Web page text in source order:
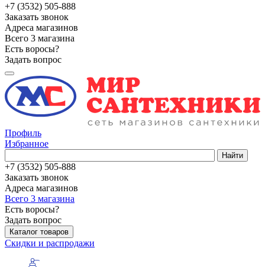
+7 (3532) 505-888
Заказать звонок
Адреса магазинов
Всего 3 магазина
Есть воросы?
Задать вопрос
Профиль
Избранное
Найти
+7 (3532) 505-888
Заказать звонок
Адреса магазинов
Всего 3 магазина
Есть воросы?
Задать вопрос
Каталог товаров
Скидки и распродажи